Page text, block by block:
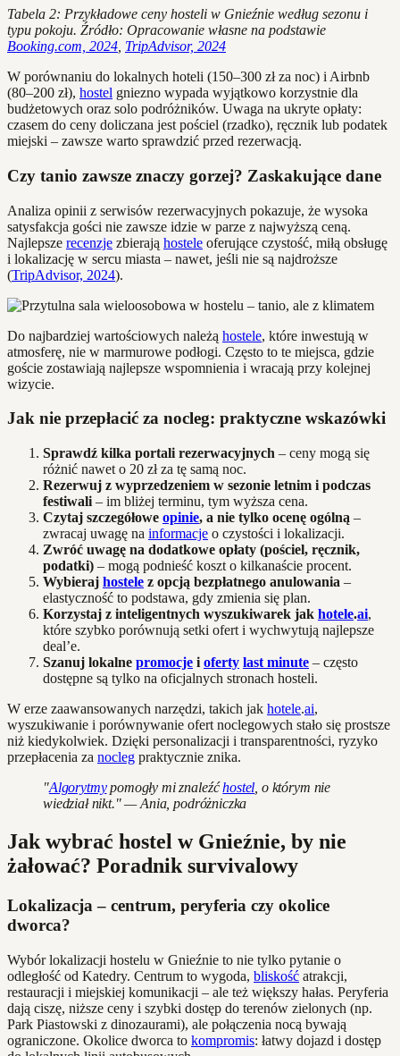
Tabela 2: Przykładowe ceny hosteli w Gnieźnie według sezonu i
typu pokoju. Źródło: Opracowanie własne na podstawie
Booking.com, 2024 TripAdvisor, 2024
W porównaniu do lokalnych hoteli (150–300 zł za noc) i Airbnb
(80–200 zł), hostel gniezno wypada wyjątkowo korzystnie dla
budżetowych oraz solo podróżników. Uwaga na ukryte opłaty:
czasem do ceny doliczana jest pościel (rzadko), ręcznik lub podatek
miejski – zawsze warto sprawdzić przed rezerwacją.
Czy tanio zawsze znaczy gorzej? Zaskakujące dane
Analiza opinii z serwisów rezerwacyjnych pokazuje, że wysoka
satysfakcja gości nie zawsze idzie w parze z najwyższą ceną.
Najlepsze recenzje zbierają hostele oferujące czystość, miłą obsługę
i lokalizację w sercu miasta – nawet, jeśli nie są najdroższe
(TripAdvisor, 2024).
Do najbardziej wartościowych należą hostele, które inwestują w
atmosferę, nie w marmurowe podłogi. Często to te miejsca, gdzie
goście zostawiają najlepsze wspomnienia i wracają przy kolejnej
wizycie.
Jak nie przepłacić za nocleg: praktyczne wskazówki
Sprawdź kilka portali rezerwacyjnych – ceny mogą się
różnić nawet o 20 zł za tę samą noc.
Rezerwuj z wyprzedzeniem w sezonie letnim i podczas
festiwali – im bliżej terminu, tym wyższa cena.
Czytaj szczegółowe opinie, a nie tylko ocenę ogólną –
zwracaj uwagę na informacje o czystości i lokalizacji.
Zwróć uwagę na dodatkowe opłaty (pościel, ręcznik,
podatki) – mogą podnieść koszt o kilkanaście procent.
Wybieraj hostele z opcją bezpłatnego anulowania –
elastyczność to podstawa, gdy zmienia się plan.
Korzystaj z inteligentnych wyszukiwarek jak hotele.ai,
które szybko porównują setki ofert i wychwytują najlepsze
deal’e.
Szanuj lokalne promocje i oferty last minute – często
dostępne są tylko na oficjalnych stronach hosteli.
W erze zaawansowanych narzędzi, takich jak hotele.ai,
wyszukiwanie i porównywanie ofert noclegowych stało się prostsze
niż kiedykolwiek. Dzięki personalizacji i transparentności, ryzyko
przepłacenia za nocleg praktycznie znika.
"Algorytmypomogły mi znaleźćhostel , o którym nie
wiedział nikt." — Ania, podróżniczka
Jak wybrać hostel w Gnieźnie, by nie
żałować? Poradnik survivalowy
Lokalizacja – centrum, peryferia czy okolice
dworca?
Wybór lokalizacji hostelu w Gnieźnie to nie tylko pytanie o
odległość od Katedry. Centrum to wygoda, bliskość atrakcji,
restauracji i miejskiej komunikacji – ale też większy hałas. Peryferia
dają ciszę, niższe ceny i szybki dostęp do terenów zielonych (np.
Park Piastowski z dinozaurami), ale połączenia nocą bywają
ograniczone. Okolice dworca to kompromis: łatwy dojazd i dostęp